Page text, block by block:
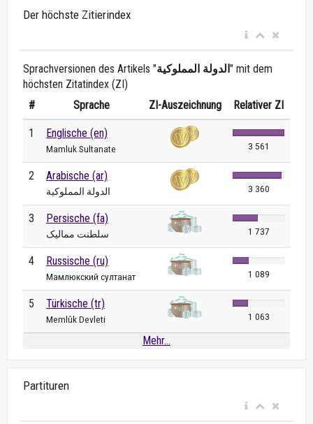
Der höchste Zitierindex
Sprachversionen des Artikels "الدولة المملوكية" mit dem
höchsten Zitatindex (ZI)
#
Sprache ZI-Auszeichnung Relativer ZI
1 Englische (en)
Mamluk Sultanate 3 561
2 Arabische (ar)
الدولة المملوكية 3 360
3 Persische (fa)
سلطنت ممالیک 1 737
4 Russische (ru)
Мамлюкский султанат 1 089
5 Türkische (tr)
Memlûk Devleti 1 063
Mehr...
Partituren